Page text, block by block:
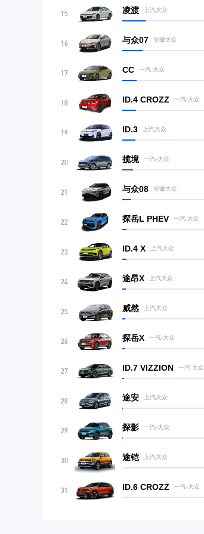
15 凌渡 上汽大众
16 与众07 安徽大众
17 CC 一汽-大众
18 ID.4 CROZZ 一汽-大众
19 ID.3 上汽大众
20 揽境 一汽-大众
21 与众08 安徽大众
22 探岳L PHEV 一汽-大众
23 ID.4 X 上汽大众
24 途昂X 上汽大众
25 威然 上汽大众
26 探岳X 一汽-大众
27 ID.7 VIZZION 一汽-大众
28 途安 上汽大众
29 探影 一汽-大众
30 途铠 上汽大众
31 ID.6 CROZZ 一汽-大众